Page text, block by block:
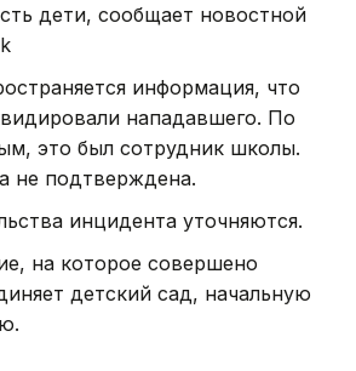
дети, сообщает новостной
информация, что
нападавшего. По
это был сотрудник школы.
не подтверждена.
инцидента уточняются.
на которое совершено
детский сад, начальную